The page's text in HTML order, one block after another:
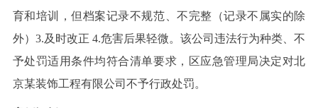
育和培训，但档案记录不规范、不完整（记录不属实的除
外）3.及时改正 4.危害后果轻微。该公司违法行为种类、不
予处罚适用条件均符合清单要求，区应急管理局决定对北
京某装饰工程有限公司不予行政处罚。